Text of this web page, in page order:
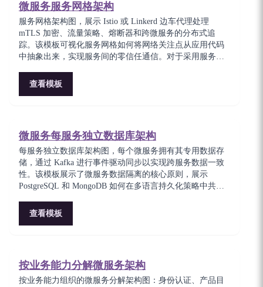
微服务服务网格架构
服务网格架构图，展示 Istio 或 Linkerd 边车代理处理
mTLS 加密、流量策略、熔断器和跨微服务的分布式追
踪。该模板可视化服务网格如何将网络关注点从应用代码
中抽象出来，实现服务间的零信任通信。对于采用服务网
查看模板
微服务每服务独立数据库架构
每服务独立数据库架构图，每个微服务拥有其专用数据存
储，通过 Kafka 进行事件驱动同步以实现跨服务数据一致
性。该模板展示了微服务数据隔离的核心原则，展示
PostgreSQL 和 MongoDB 如何在多语言持久化策略中共
至关重要。
查看模板
按业务能力分解微服务架构
按业务能力组织的微服务分解架构图：身份认证、产品目